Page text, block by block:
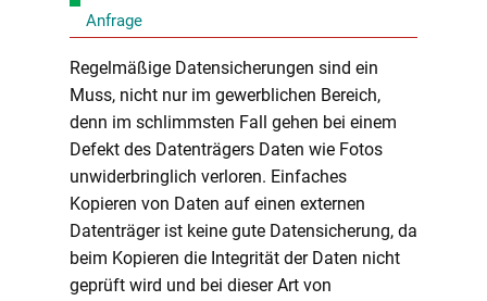
Anfrage
Regelmäßige Datensicherungen sind ein
Muss, nicht nur im gewerblichen Bereich,
denn im schlimmsten Fall gehen bei einem
Defekt des Datenträgers Daten wie Fotos
unwiderbringlich verloren. Einfaches
Kopieren von Daten auf einen externen
Datenträger ist keine gute Datensicherung, da
beim Kopieren die Integrität der Daten nicht
geprüft wird und bei dieser Art von